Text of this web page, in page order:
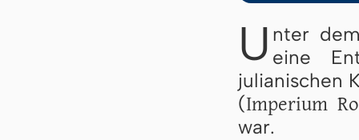
U nter
eine
julianischen
(Imperium
war.